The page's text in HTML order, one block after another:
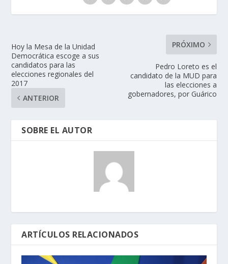
Hoy la Mesa de la Unidad
Democrática escoge a sus
candidatos para las
elecciones regionales del
2017
ANTERIOR
PRÓXIMO
Pedro Loreto es el
candidato de la MUD para
las elecciones a
gobernadores, por Guárico
SOBRE EL AUTOR
ARTÍCULOS RELACIONADOS